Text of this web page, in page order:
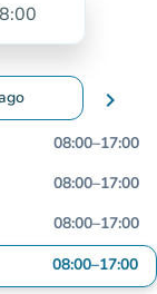
modificare le
chevron_right
08:00–17:00
08:00–17:00
08:00–17:00
08:00–17:00